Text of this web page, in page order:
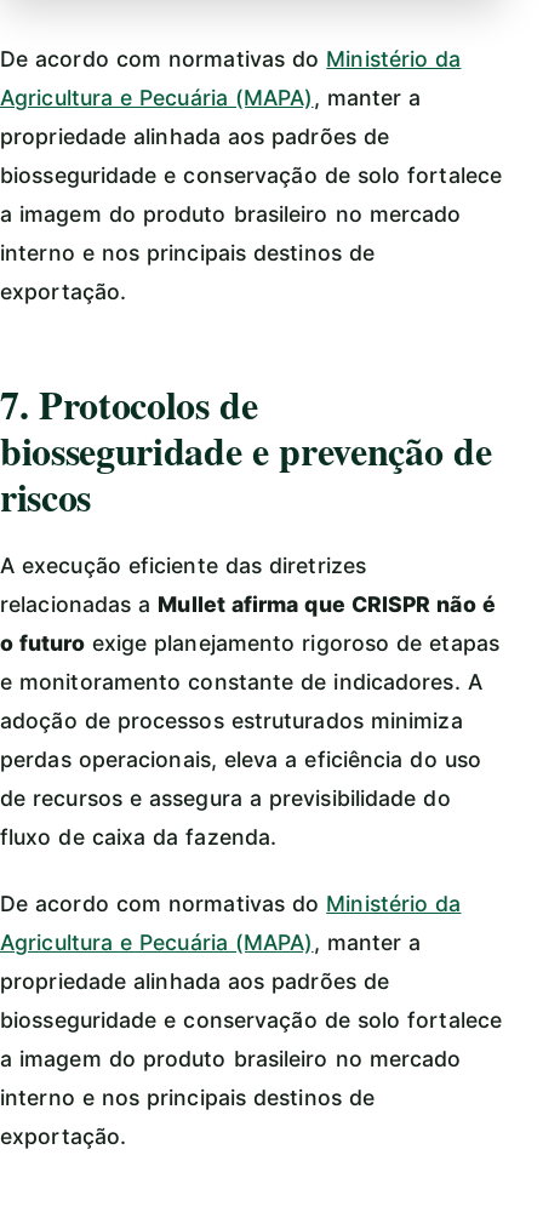
De acordo com normativas do Ministério da
Agricultura e Pecuária (MAPA), manter a
propriedade alinhada aos padrões de
biosseguridade e conservação de solo fortalece
a imagem do produto brasileiro no mercado
interno e nos principais destinos de
exportação.
7. Protocolos de
biosseguridade e prevenção de
riscos
A execução eficiente das diretrizes
relacionadas a Mullet afirma que CRISPR não é
o futuroexige planejamento rigoroso de etapas
e monitoramento constante de indicadores. A
adoção de processos estruturados minimiza
perdas operacionais, eleva a eficiência do uso
de recursos e assegura a previsibilidade do
fluxo de caixa da fazenda.
De acordo com normativas do Ministério da
Agricultura e Pecuária (MAPA), manter a
propriedade alinhada aos padrões de
biosseguridade e conservação de solo fortalece
a imagem do produto brasileiro no mercado
interno e nos principais destinos de
exportação.